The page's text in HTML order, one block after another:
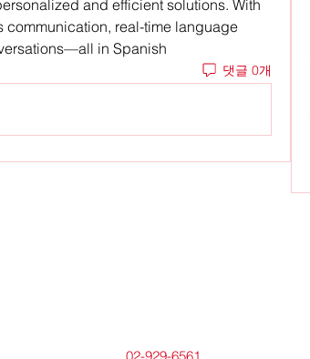
communication, real-time language
in Spanish
댓글 0개
02-929-6561